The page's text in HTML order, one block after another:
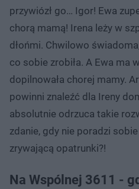
przywiózł go… Igor! Ewa
chorą mamą! Irena leży w
dłońmi. Chwilowo
co sobie zrobiła. A Ewa ma
dopilnowała chorej mamy.
powinni znaleźć dla Ireny
absolutnie odrzuca takie
zdanie, gdy nie poradzi
zrywającą opatrunki?!
Na Wspólnej 3611 -